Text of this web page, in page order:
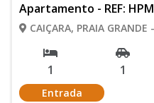
Apartamento - REF:
CAIÇARA, PRAIA GRANDE
1 1
Entrada